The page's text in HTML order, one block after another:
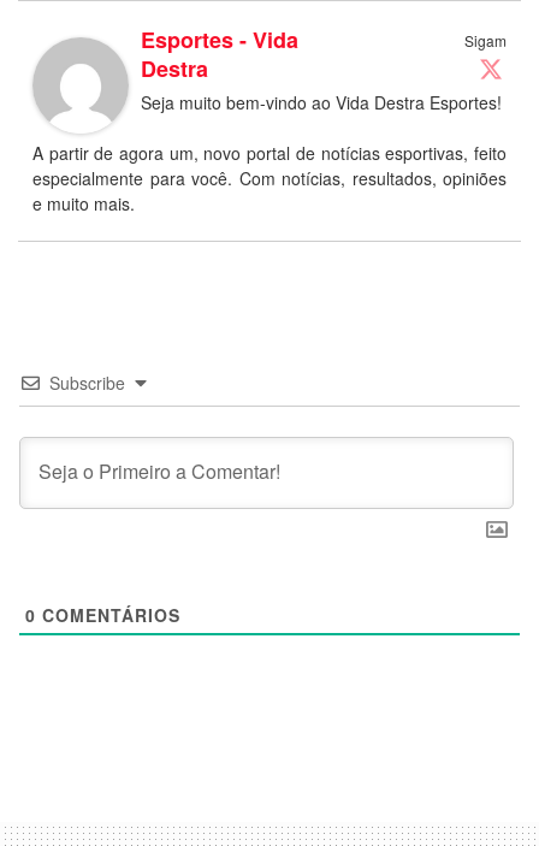
Sigam
Esportes - Vida
Destra
Seja muito bem-vindo ao Vida Destra Esportes!
A partir de agora um, novo portal de notícias esportivas, feito
especialmente para você. Com notícias, resultados, opiniões
e muito mais.
Subscribe
0 COMENTÁRIOS